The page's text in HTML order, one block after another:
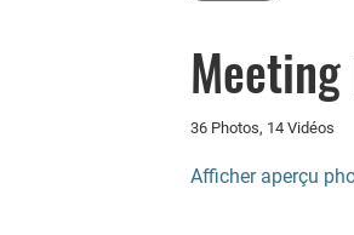
36 Photos, 14 Vidéos
Afficher aperçu